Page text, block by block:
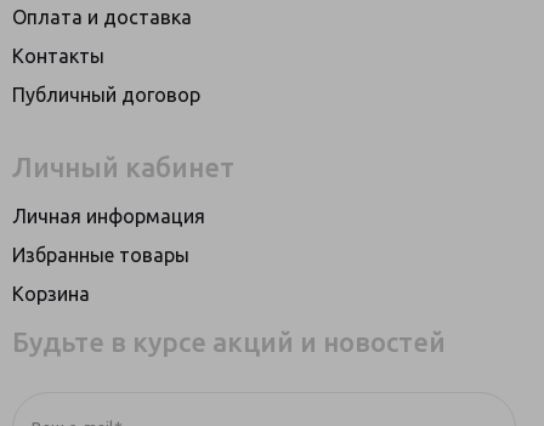
Оплата и доставка
Контакты
Публичный договор
Личный кабинет
Личная информация
Избранные товары
Корзина
Будьте в курсе акций и новостей